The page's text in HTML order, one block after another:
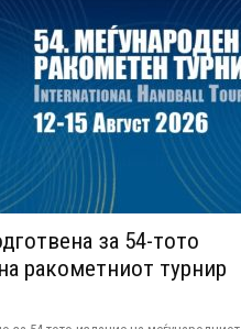
за 54-тото
ракометниот турнир